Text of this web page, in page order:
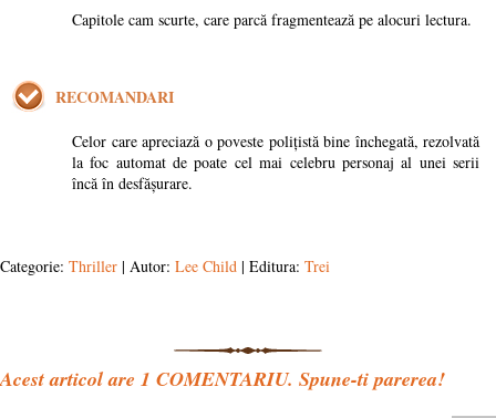
Capitole cam scurte, care parcă fragmentează pe alocuri lectura.
RECOMANDARI
Celor care apreciază o poveste polițistă bine închegată, rezolvată
la foc automat de poate cel mai celebru personaj al unei serii
încă în desfășurare.
Categorie: Thriller | Autor: Lee Child | Editura: Trei
Acest articol are 1 COMENTARIU. Spune-ti parerea!